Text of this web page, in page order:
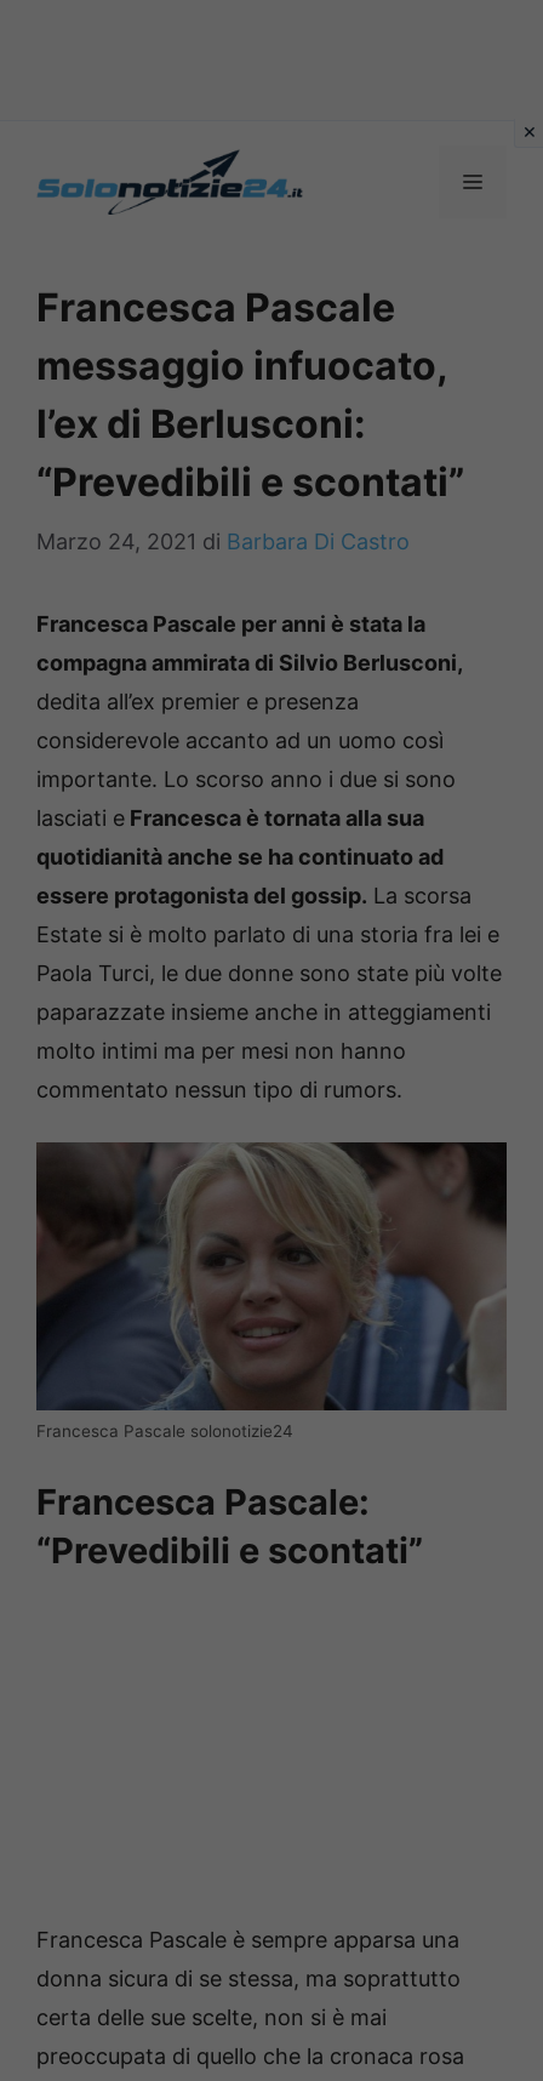
MENU
Francesca Pascale
messaggio infuocato,
l’ex di Berlusconi:
“Prevedibili e scontati”
Marzo 24, 2021 di Barbara Di Castro
Francesca Pascale per anni è stata la
compagna ammirata di Silvio Berlusconi,
dedita all’ex premier e presenza
considerevole accanto ad un uomo così
importante. Lo scorso anno i due si sono
lasciati e Francesca è tornata alla sua
quotidianità anche se ha continuato ad
essere protagonista del gossip. La scorsa
Estate si è molto parlato di una storia fra lei e
Paola Turci, le due donne sono state più volte
paparazzate insieme anche in atteggiamenti
molto intimi ma per mesi non hanno
commentato nessun tipo di rumors.
Francesca Pascale solonotizie24
Francesca Pascale:
“Prevedibili e scontati”
Francesca Pascale è sempre apparsa una
donna sicura di se stessa, ma soprattutto
certa delle sue scelte, non si è mai
preoccupata di quello che la cronaca rosa